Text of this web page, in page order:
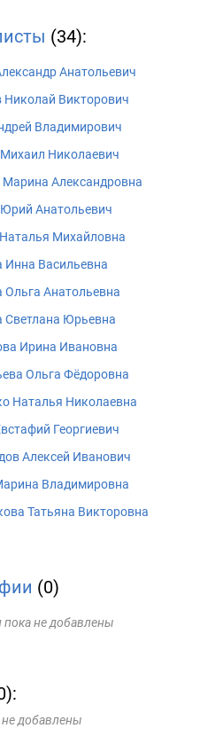
(34):
Анатольевич
Николай Викторович
Владимирович
Николаевич
Александровна
Анатольевич
Михайловна
Инна Васильевна
Ольга Анатольевна
Светлана Юрьевна
Ирина Ивановна
Ольга Фёдоровна
Наталья Николаевна
Георгиевич
Алексей Иванович
Владимировна
Татьяна Викторовна
(0)
не добавлены
не добавлены